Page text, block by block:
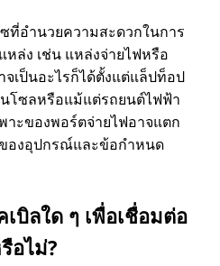
ที่อํานวยความสะดวกในการ
ล่ง เช่น แหล่งจ่ายไฟหรือ
เป็นอะไรก็ได้ตั้งแต่แล็ปท็อป
โซลหรือแม้แต่รถยนต์ไฟฟ้า
ะของพอร์ตจ่ายไฟอาจแตก
องอุปกรณ์และข้อกําหนด
บิลใด ๆ เพื่อเชื่อมต่อ
อไม่?